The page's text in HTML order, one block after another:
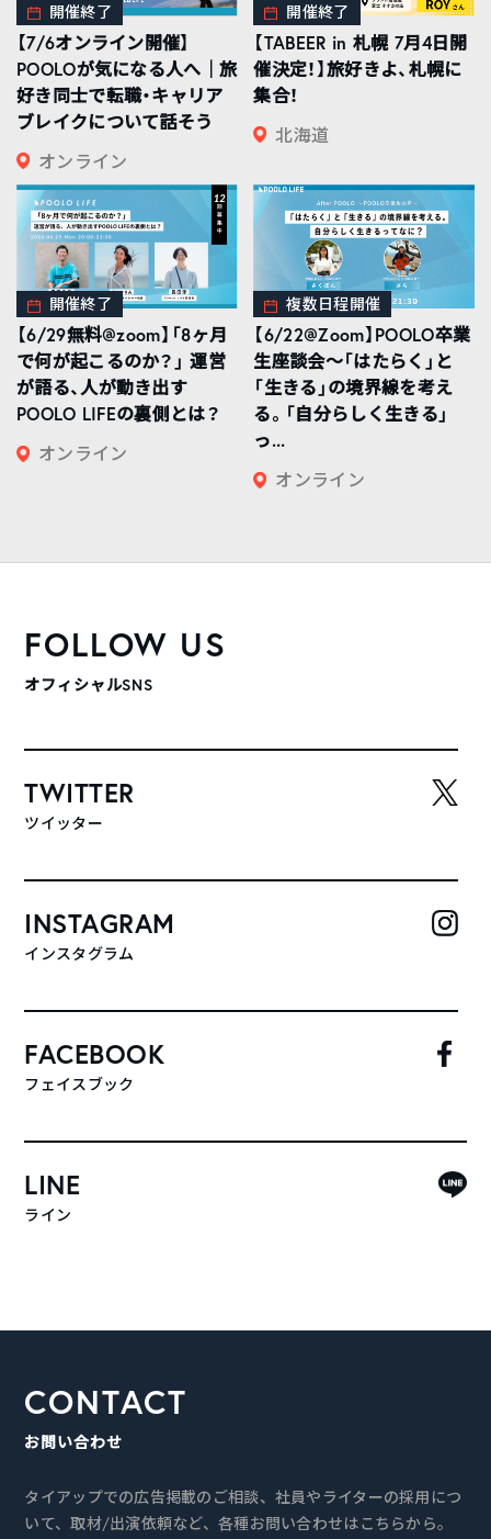
開催終了
【7/6オンライン開催】
POOLOが気になる人へ｜旅
好き同士で転職・キャリア
ブレイクについて話そう
オンライン
開催終了
【TABEER in 札幌 7月4日開
催決定！】旅好きよ、札幌に
集合！
北海道
開催終了
【6/29無料@zoom】「8ヶ月
で何が起こるのか？」 運営
が語る、人が動き出す
POOLO LIFEの裏側とは？
オンライン
複数日程開催
【6/22@Zoom】POOLO卒業
生座談会〜「はたらく」と
「生きる」の境界線を考え
る。「自分らしく生きる」
っ...
オンライン
FOLLOW US
オフィシャルSNS
TWITTER
ツイッター
INSTAGRAM
インスタグラム
FACEBOOK
フェイスブック
LINE
ライン
CONTACT
お問い合わせ
タイアップでの広告掲載のご相談、社員やライターの採用につ
いて、取材/出演依頼など、各種お問い合わせはこちらから。